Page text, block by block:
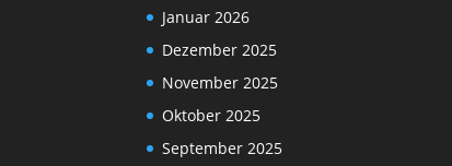
Januar 2026
Dezember 2025
November 2025
Oktober 2025
September 2025